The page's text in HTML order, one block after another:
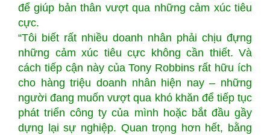
để giúp bản thân vượt qua những cảm xúc tiêu
cực.
“Tôi biết rất nhiều doanh nhân phải chịu đựng
những cảm xúc tiêu cực không cần thiết. Và
cách tiếp cận này của Tony Robbins rất hữu ích
cho hàng triệu doanh nhân hiện nay – những
người đang muốn vượt qua khó khăn để tiếp tục
phát triển công ty của mình hoặc bắt đầu gầy
dựng lại sự nghiệp. Quan trọng hơn hết, bằng